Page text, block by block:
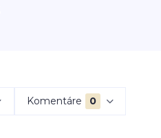
Komentáre 0